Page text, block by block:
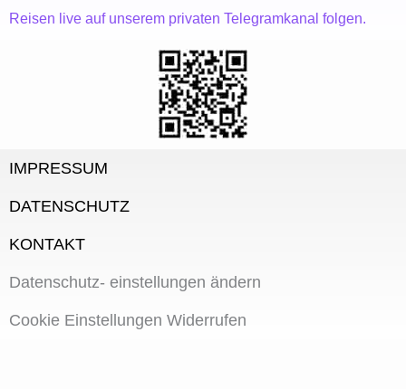
Reisen live auf unserem privaten Telegramkanal folgen.
IMPRESSUM
DATENSCHUTZ
KONTAKT
Datenschutz- einstellungen ändern
Cookie Einstellungen Widerrufen